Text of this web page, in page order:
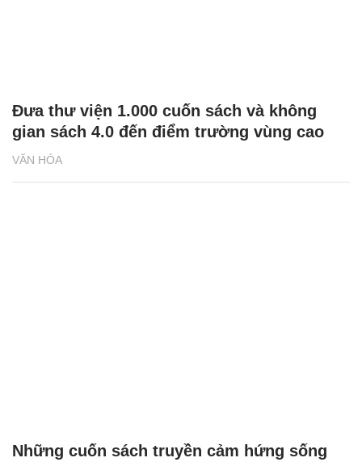
VĂN HÓA
Đưa thư viện 1.000 cuốn sách và không
gian sách 4.0 đến điểm trường vùng cao
Những cuốn sách truyền cảm hứng sống